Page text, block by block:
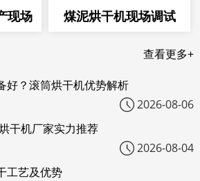
现场 煤泥烘干机现场调试
查看更多+
好？滚筒烘干机优势解析
2026-08-06
干机厂家实力推荐
2026-08-04
工艺及优势